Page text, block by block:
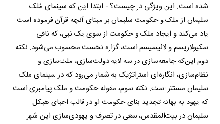
شده است. این ویژگی در چیست؟ - ابتدا این که سینمای مُلک
سلیمان از ملک و حکومت سلیمان بر مبنای آنچه قرآن فرموده است
یاد می‌کند و ایجاد ملک و حکومت از سوی یک نبی، که نافی
سکیولاریسم و لائیسیسم است، گزاره نخست محسوب می‌شود. نکته
دوم این‌که جامعه‌سازی در سه لایه‌ دولت‌سازی، ملت‌سازی و
نظام‌سازی، انگاره‌ای استراتژیک به شمار می‌رود که در سینمای ملک
سلیمان مستتر است. نکته سوم، مقوله حکومت و ملک پیامبری است
که یهود به بهانه تجدید بنای حکومت او در قالب احیای هیکل
سلیمان در بیت‌المقدس، سعی در تصرف و یهودی‌سازی این شهر